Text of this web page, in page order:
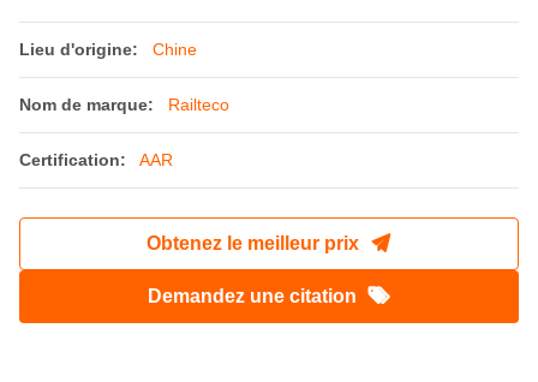
Lieu d'origine: Chine
Nom de marque: Railteco
Certification: AAR
Obtenez le meilleur prix
Demandez une citation